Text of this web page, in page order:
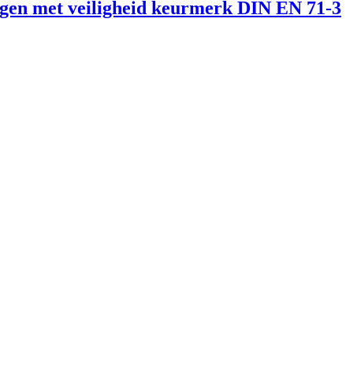
met veiligheid keurmerk DIN EN 71-3